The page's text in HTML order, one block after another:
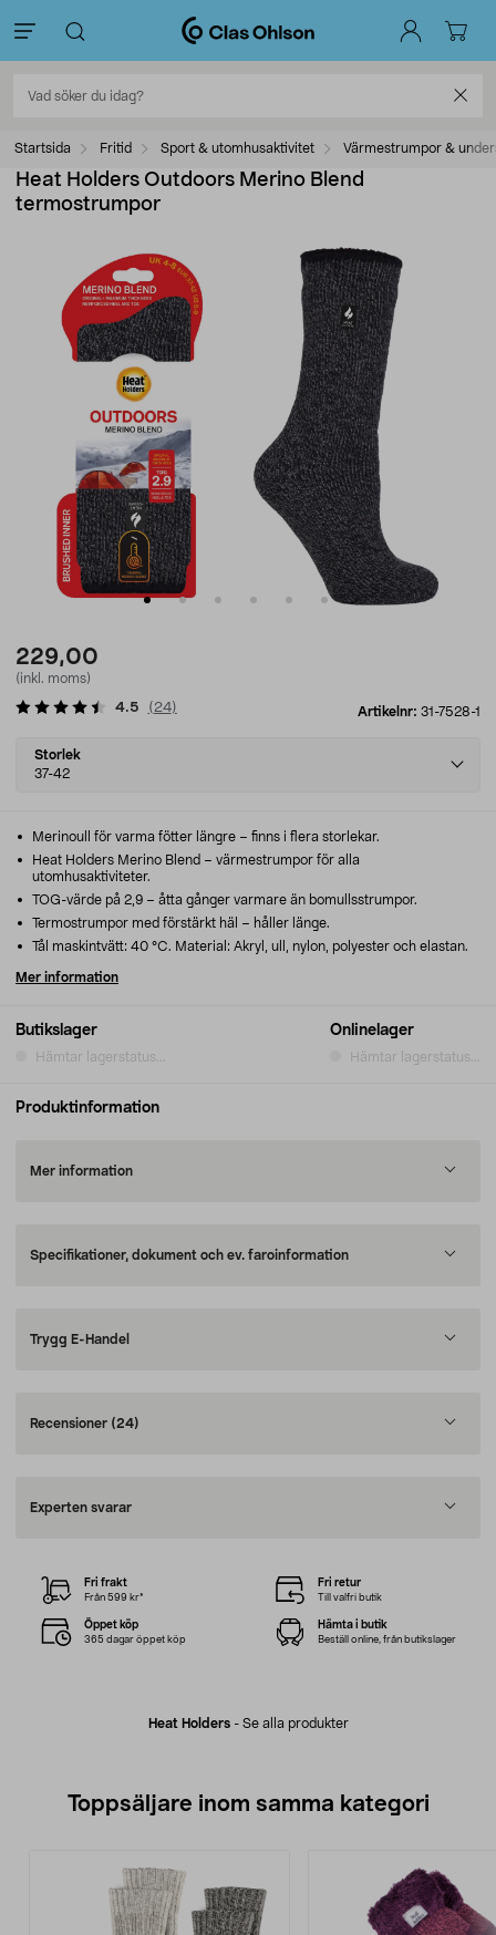
Startsida Fritid Sport & utomhusaktivitet Värmestrumpor &
Heat Holders Outdoors Merino Blend
termostrumpor
229,00
(inkl. moms)
Artikelnr: 31-7528-1
4.5 ( 24)
Select
variant
Storlek
37-42
Butikslager
Hämtar lagerstatus...
Onlinelager
Hämtar lagerstatus...
Merinoull för varma fötter längre – finns i flera storlekar.
Heat Holders Merino Blend – värmestrumpor för alla
utomhusaktiviteter.
TOG-värde på 2,9 – åtta gånger varmare än bomullsstrumpor.
Termostrumpor med förstärkt häl – håller länge.
Tål maskintvätt: 40 °C. Material: Akryl, ull, nylon, polyester och elastan.
Mer information
Produktinformation
Mer information
Specifikationer, dokument och ev. faroinformation
Trygg E-Handel
Recensioner (24)
Experten svarar
Heat Holders- Se alla produkter
Fri frakt
Från 599 kr*
Fri retur
Till valfri butik
Öppet köp
365 dagar öppet köp
Hämta i butik
Beställ online, från butikslager
Toppsäljare inom samma kategori